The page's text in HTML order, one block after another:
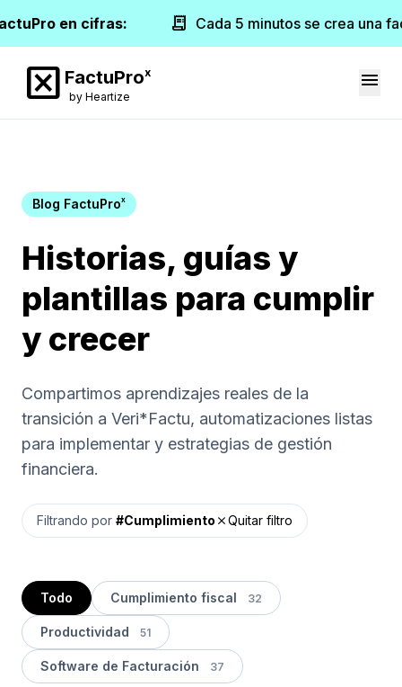
en cifras: receipt_long Cada 5 minutos se crea una
disabled_by_default FactuProx
by Heartize
menu
Blog FactuProx
Historias, guías y
plantillas para cumplir
y crecer
Compartimos aprendizajes reales de la
transición a Veri*Factu, automatizaciones listas
para implementar y estrategias de gestión
financiera.
Filtrando por #Cumplimiento closeQuitar filtro
Todo Cumplimiento fiscal 32
Productividad 51
Software de Facturación 37